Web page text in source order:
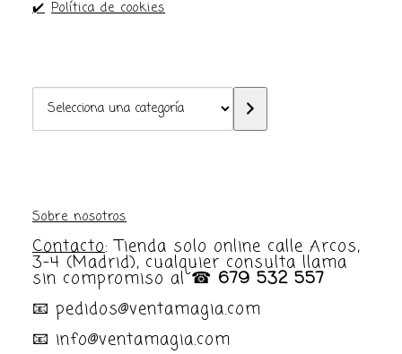
✔️ Política de cookies
una
Sobre nosotros
Contacto: Tienda solo online calle Arcos,
3-4 (Madrid), cualquier consulta llama
sin compromiso al ☎ 679 532 557
📧 pedidos@ventamagia.com
📧 info@ventamagia.com